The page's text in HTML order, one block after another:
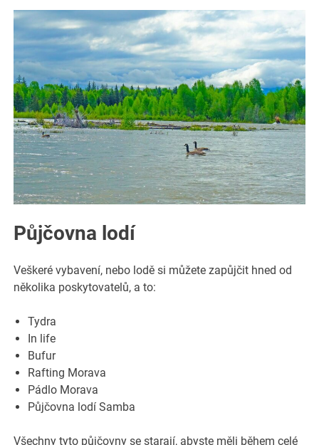
Půjčovna lodí
Veškeré vybavení, nebo lodě si můžete zapůjčit hned od
několika poskytovatelů, a to:
Tydra
In life
Bufur
Rafting Morava
Pádlo Morava
Půjčovna lodí Samba
Všechny tyto půjčovny se starají, abyste měli během celé